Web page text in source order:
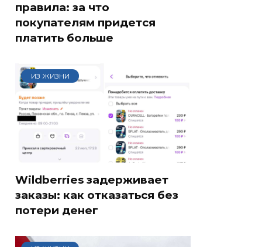
правила: за что
покупателям придется
платить больше
ИЗ ЖИЗНИ
Wildberries задерживает
заказы: как отказаться без
потери денег